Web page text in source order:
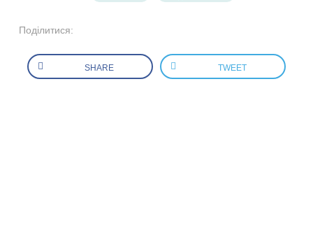
Поділитися:
SHARE TWEET